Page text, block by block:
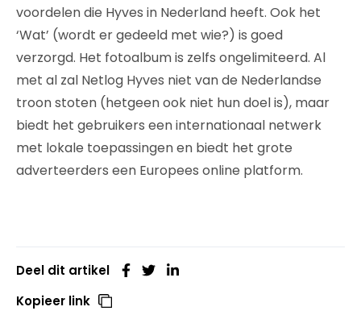
voordelen die Hyves in Nederland heeft. Ook het
‘Wat’ (wordt er gedeeld met wie?) is goed
verzorgd. Het fotoalbum is zelfs ongelimiteerd. Al
met al zal Netlog Hyves niet van de Nederlandse
troon stoten (hetgeen ook niet hun doel is), maar
biedt het gebruikers een internationaal netwerk
met lokale toepassingen en biedt het grote
adverteerders een Europees online platform.
Deel dit artikel
Kopieer link